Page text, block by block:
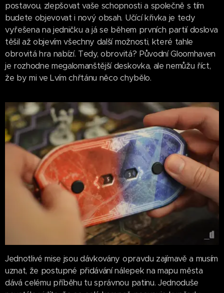
postavou, zlepšovat vaše schopnosti a společně s tím
budete objevovat i nový obsah. Učící křivka je tedy
vyřešena na jedničku a já se během prvních partií doslova
těšil až objevím všechny další možnosti, které tahle
obrovitá hra nabízí. Tedy, obrovitá? Původní Gloomhaven
je rozhodne megalomanštější deskovka, ale nemůžu říct,
že by mi ve Lvím chřtánu něco chybělo.
Jednotlivé mise jsou dávkovány opravdu zajímavě a musím
uznat, že postupné přidávání nálepek na mapu města
dává celému příběhu tu správnou patinu. Jednoduše